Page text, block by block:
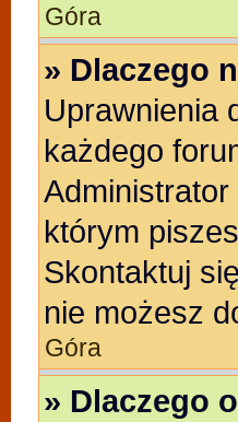
Góra
» Dlaczego
Uprawnienia
każdego
Administrator
którym
Skontaktuj
nie możesz
Góra
» Dlaczego